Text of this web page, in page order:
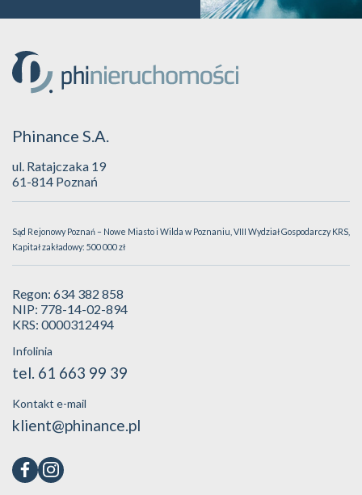
Phinance S.A.
ul. Ratajczaka 19
61-814 Poznań
Sąd Rejonowy Poznań – Nowe Miasto i Wilda w Poznaniu, VIII Wydział Gospodarczy KRS,
Kapitał zakładowy: 500 000 zł
Regon: 634 382 858
NIP: 778-14-02-894
KRS: 0000312494
Infolinia
tel. 61 663 99 39
Kontakt e-mail
klient@phinance.pl